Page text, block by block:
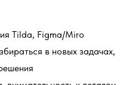
Tilda, Figma/Miro
в новых задачах,